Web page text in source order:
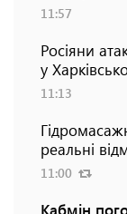
11:57
Росіяни
у
11:13
реальні
11:00
Кабмін